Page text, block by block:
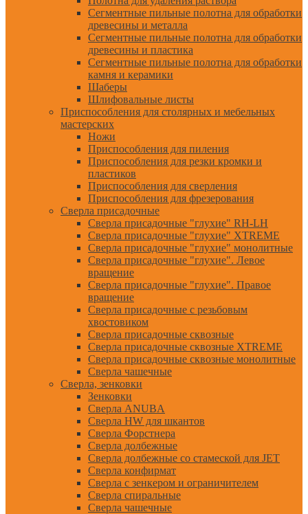
Сегментные пильные полотна для обработки
древесины и металла
Сегментные пильные полотна для обработки
древесины и пластика
Сегментные пильные полотна для обработки
камня и керамики
Шаберы
Шлифовальные листы
Приспособления для столярных и мебельных
мастерских
Ножи
Приспособления для пиления
Приспособления для резки кромки и
пластиков
Приспособления для сверления
Приспособления для фрезерования
Сверла присадочные
Сверла присадочные "глухие" RH-LH
Сверла присадочные "глухие" XTREME
Сверла присадочные "глухие" монолитные
Сверла присадочные "глухие". Левое
вращение
Сверла присадочные "глухие". Правое
вращение
Сверла присадочные с резьбовым
хвостовиком
Сверла присадочные сквозные
Сверла присадочные сквозные XTREME
Сверла присадочные сквозные монолитные
Сверла чашечные
Сверла, зенковки
Зенковки
Сверла ANUBA
Сверла HW для шкантов
Сверла Форстнера
Сверла долбежные
Сверла долбежные со стамеской для JET
Сверла конфирмат
Сверла с зенкером и ограничителем
Сверла спиральные
Сверла чашечные